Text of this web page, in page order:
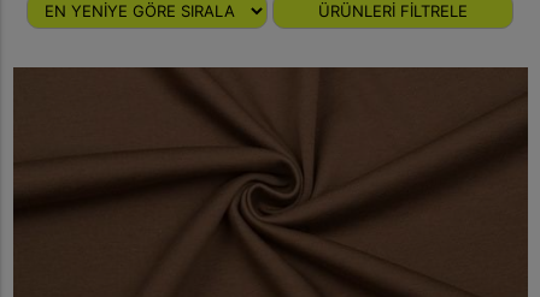
ÜRÜNLERİ FİLTRELE